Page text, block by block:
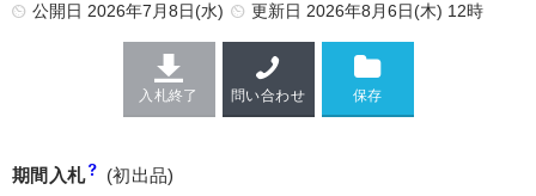
公開日 2026年7月8日(水) 更新日 2026年8月6日(木) 12時
入札終了 問い合わせ
期間入札 (初出品)